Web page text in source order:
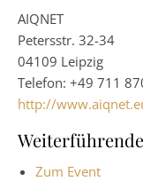
AIQNET
Petersstr. 32-34
04109 Leipzig
Telefon: +49 711
http://
Zum Event